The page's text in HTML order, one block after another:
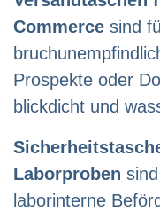
Commerce sind
Prospekte oder
blickdicht und
Laborproben
laborinterne